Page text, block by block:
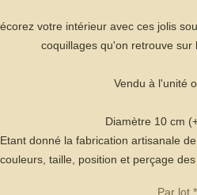
votre intérieur avec ces jolis
coquillages qu'on retrouve sur
Vendu à l'unité
Diamètre 10 cm
Etant donné la fabrication artisanale
couleurs, taille, position et perçage
Par lot *